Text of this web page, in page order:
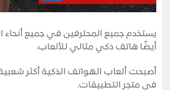
يستخدم جميع المحترفين في جميع أنحاء
أيضًا هاتف ذكي مثالي للألعاب.
في متجر التطبيقات.